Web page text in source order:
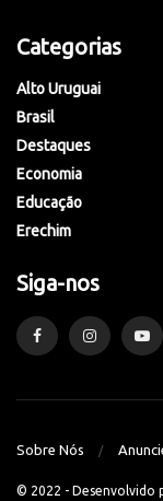
Categorias
Alto Uruguai
Brasil
Destaques
Economia
Educação
Erechim
Siga-nos
Sobre Nós
© 2022 - Desenvolvido